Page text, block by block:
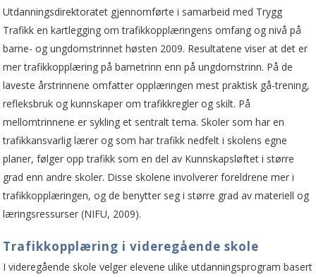
Utdanningsdirektoratet gjennomførte i samarbeid med Trygg
Trafikk en kartlegging om trafikkopplæringens omfang og nivå på
barne- og ungdomstrinnet høsten 2009. Resultatene viser at det er
mer trafikkopplæring på barnetrinn enn på ungdomstrinn. På de
laveste årstrinnene omfatter opplæringen mest praktisk gå-trening,
refleksbruk og kunnskaper om trafikkregler og skilt. På
mellomtrinnene er sykling et sentralt tema. Skoler som har en
trafikkansvarlig lærer og som har trafikk nedfelt i skolens egne
planer, følger opp trafikk som en del av Kunnskapsløftet i større
grad enn andre skoler. Disse skolene involverer foreldrene mer i
trafikkopplæringen, og de benytter seg i større grad av materiell og
læringsressurser (NIFU, 2009).
Trafikkopplæring i videregående skole
I videregående skole velger elevene ulike utdanningsprogram basert